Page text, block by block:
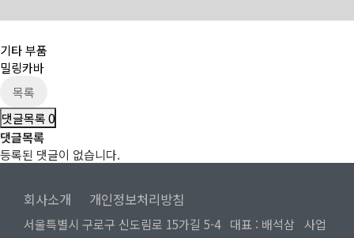
기타 부품
밀링카바
목록
댓글목록0
댓글목록
등록된 댓글이 없습니다.
회사소개 개인정보처리방침
서울특별시 구로구 신도림로 15가길 5-4 대표 : 배석삼 사업